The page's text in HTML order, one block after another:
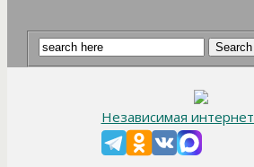
Независимая